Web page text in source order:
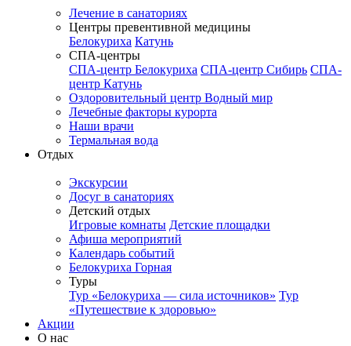
Лечение в санаториях
Центры превентивной медицины
Белокуриха Катунь
СПА-центры
СПА-центр Белокуриха СПА-центр Сибирь СПА-
центр Катунь
Оздоровительный центр Водный мир
Лечебные факторы курорта
Наши врачи
Термальная вода
Отдых
Экскурсии
Досуг в санаториях
Детский отдых
Игровые комнаты Детские площадки
Афиша мероприятий
Календарь событий
Белокуриха Горная
Туры
Тур «Белокуриха — сила источников» Тур
«Путешествие к здоровью»
Акции
О нас